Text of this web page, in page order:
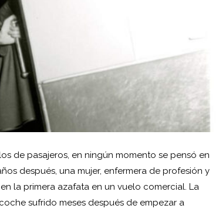
de pasajeros, en ningún momento se pensó en
después, una mujer, enfermera de profesión y
la primera azafata en un vuelo comercial. La
sufrido meses después de empezar a